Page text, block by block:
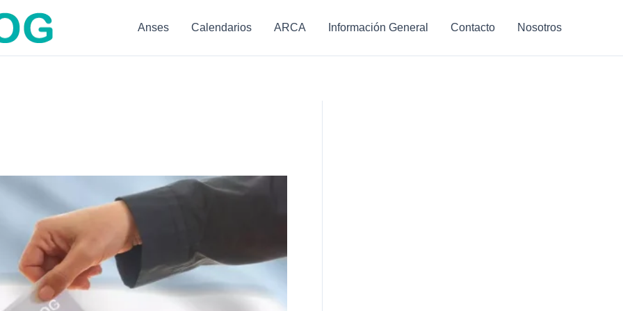
Anses Calendarios ARCA Información General Contacto Nosotros